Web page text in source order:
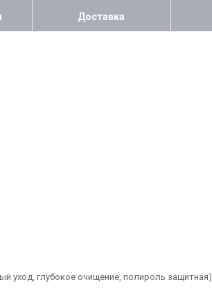
Доставка
уход, глубокое очищение, полироль защитная)